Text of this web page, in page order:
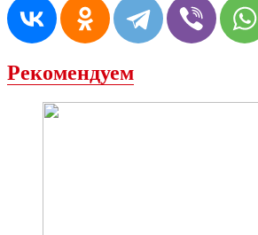
Рекомендуем